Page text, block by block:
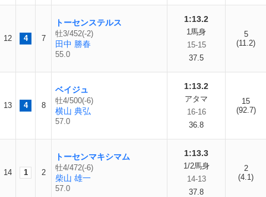
12 4 7
トーセンステルス
牡3/452(-2)
田中 勝春
55.0
1:13.2
1馬身
15-15
37.5
5
(11.2)
13 4 8
ベイジュ
牡4/500(-6)
横山 典弘
57.0
1:13.2
アタマ
16-16
36.8
15
(92.7)
14 1 2
トーセンマキシマム
牡4/472(-6)
柴山 雄一
57.0
1:13.3
1/2馬身
14-13
37.8
2
(4.1)